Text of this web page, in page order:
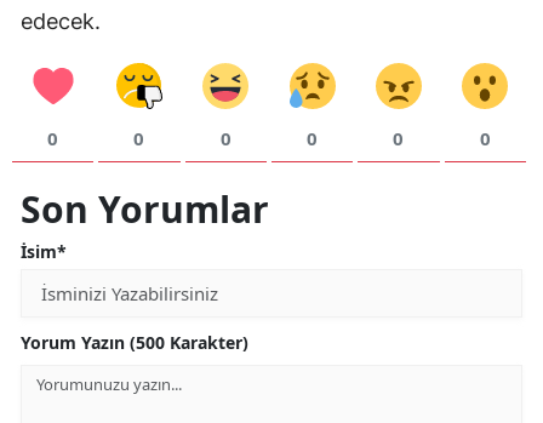
Tekirdağ
Tokat
Trabzon
edecek.
0 0 0 0 0 0
Son Yorumlar
İsim*
Yorum Yazın (500 Karakter)